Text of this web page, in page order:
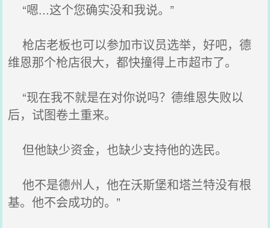
“嗯...这个您确实没和我说。”
枪店老板也可以参加市议员选举，好吧，德
维恩那个枪店很大，都快撞得上市超市了。
“现在我不就是在对你说吗？德维恩失败以
后，试图卷土重来。
但他缺少资金，也缺少支持他的选民。
他不是德州人，他在沃斯堡和塔兰特没有根
基。他不会成功的。”